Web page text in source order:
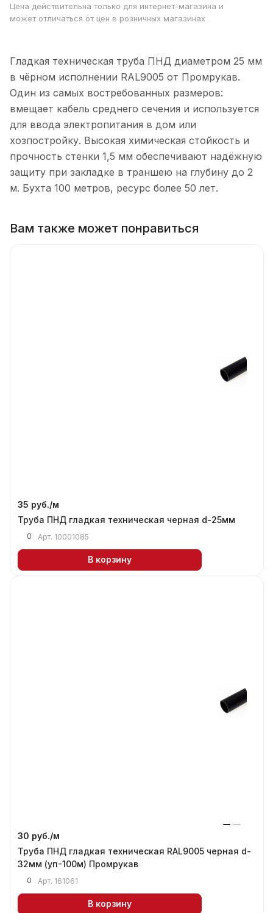
Цена действительна только для интернет-магазина и
может отличаться от цен в розничных магазинах
Гладкая техническая труба ПНД диаметром 25 мм
в чёрном исполнении RAL9005 от Промрукав.
Один из самых востребованных размеров:
вмещает кабель среднего сечения и используется
для ввода электропитания в дом или
хозпостройку. Высокая химическая стойкость и
прочность стенки 1,5 мм обеспечивают надёжную
защиту при закладке в траншею на глубину до 2
м. Бухта 100 метров, ресурс более 50 лет.
Вам также может понравиться
35 руб./м
Труба ПНД гладкая техническая черная d-25мм
0 Арт. 10001085
В корзину
30 руб./м
Труба ПНД гладкая техническая RAL9005 черная d-
32мм (уп-100м) Промрукав
0 Арт. 161061
В корзину